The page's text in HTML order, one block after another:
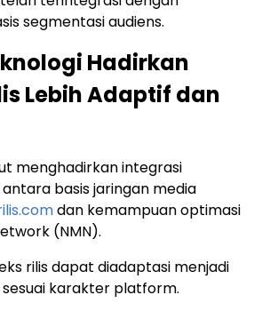
segmentasi audiens.
Hadirkan
Lebih Adaptif dan
menghadirkan integrasi
basis jaringan media
dan kemampuan optimasi
(NMN).
rilis dapat diadaptasi menjadi
karakter platform.